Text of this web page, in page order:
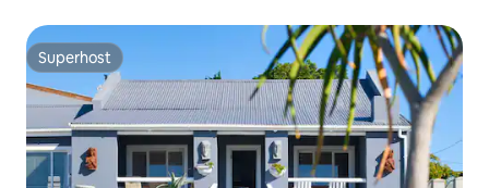
Superhost
Superhost